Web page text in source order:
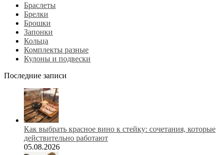
Браслеты
Брелки
Брошки
Запонки
Кольца
Комплекты разные
Кулоны и подвески
Последние записи
Как выбрать красное вино к стейку: сочетания, которые
действительно работают
05.08.2026